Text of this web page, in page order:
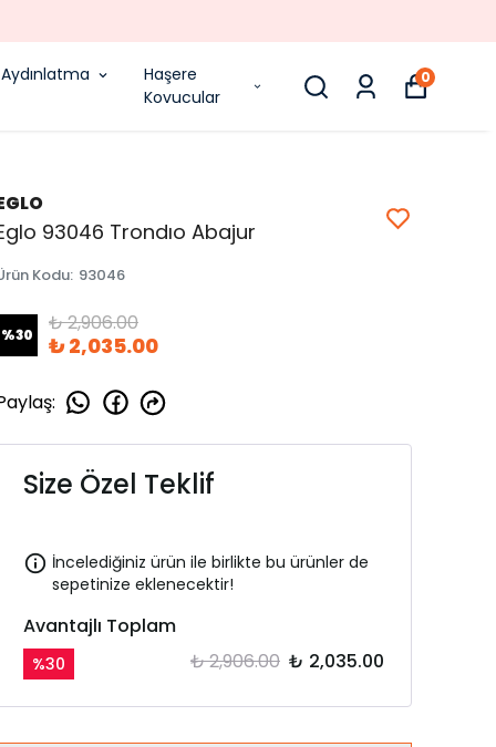
Aydınlatma
Haşere
Kovucular
0
93046 Trondıo Abajur
Kodu: 93046
%30 ₺ 2,906.00
₺ 2,035.00
:
Size Özel Teklif
İncelediğiniz ürün ile birlikte bu ürünler de
sepetinize eklenecektir!
Avantajlı Toplam
%30 ₺ 2,906.00 ₺ 2,035.00